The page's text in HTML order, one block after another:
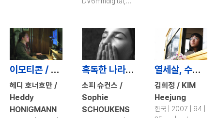
이모티콘 / Emoticons
헤디 호너흐만 /
Heddy
HONIGMANN
혹독한 나라의 앨리스 / Alice or Life in Black and White
소피 슈컨스 /
Sophie
SCHOUKENS
열세살, 수아 / The Wonder Years
김희정 / KIM
Heejung
한국 | 2007 | 94 |